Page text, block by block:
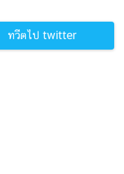
ทวีตไป twitter